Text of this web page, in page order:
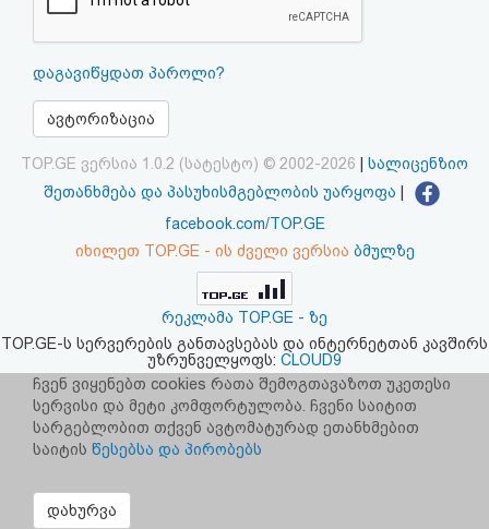
პაროლის
HTML
კოდი
შეთანხმება
პასუხისმგებლობის
უარყოფა
დაგავიწყდათ პაროლი?
ავტორიზაცია
TOP.GE ვერსია 1.0.2 (სატესტო) © 2002-2026
სალიცენზიო
შეთანხმება და პასუხისმგებლობის უარყოფა
facebook.com/TOP.GE
იხილეთ TOP.GE - ის ძველი ვერსია ბმულზე
რეკლამა TOP.GE - ზე
TOP.GE-ს სერვერების განთავსებას და ინტერნეტთან კავშირს
უზრუნველყოფს: CLOUD9
ჩვენ ვიყენებთ cookies რათა შემოგთავაზოთ უკეთესი
სერვისი და მეტი კომფორტულობა. ჩვენი საიტით
სარგებლობით თქვენ ავტომატურად ეთანხმებით
საიტის წესებსა და პირობებს
დახურვა